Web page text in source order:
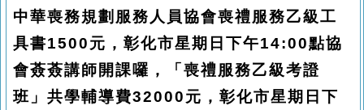
中華喪務規劃服務人員協會喪禮服務乙級工
具書1500元，彰化市星期日下午14:00點協
會薟薟講師開課囉，「喪禮服務乙級考證
班」共學輔導費32000元，彰化市星期日下